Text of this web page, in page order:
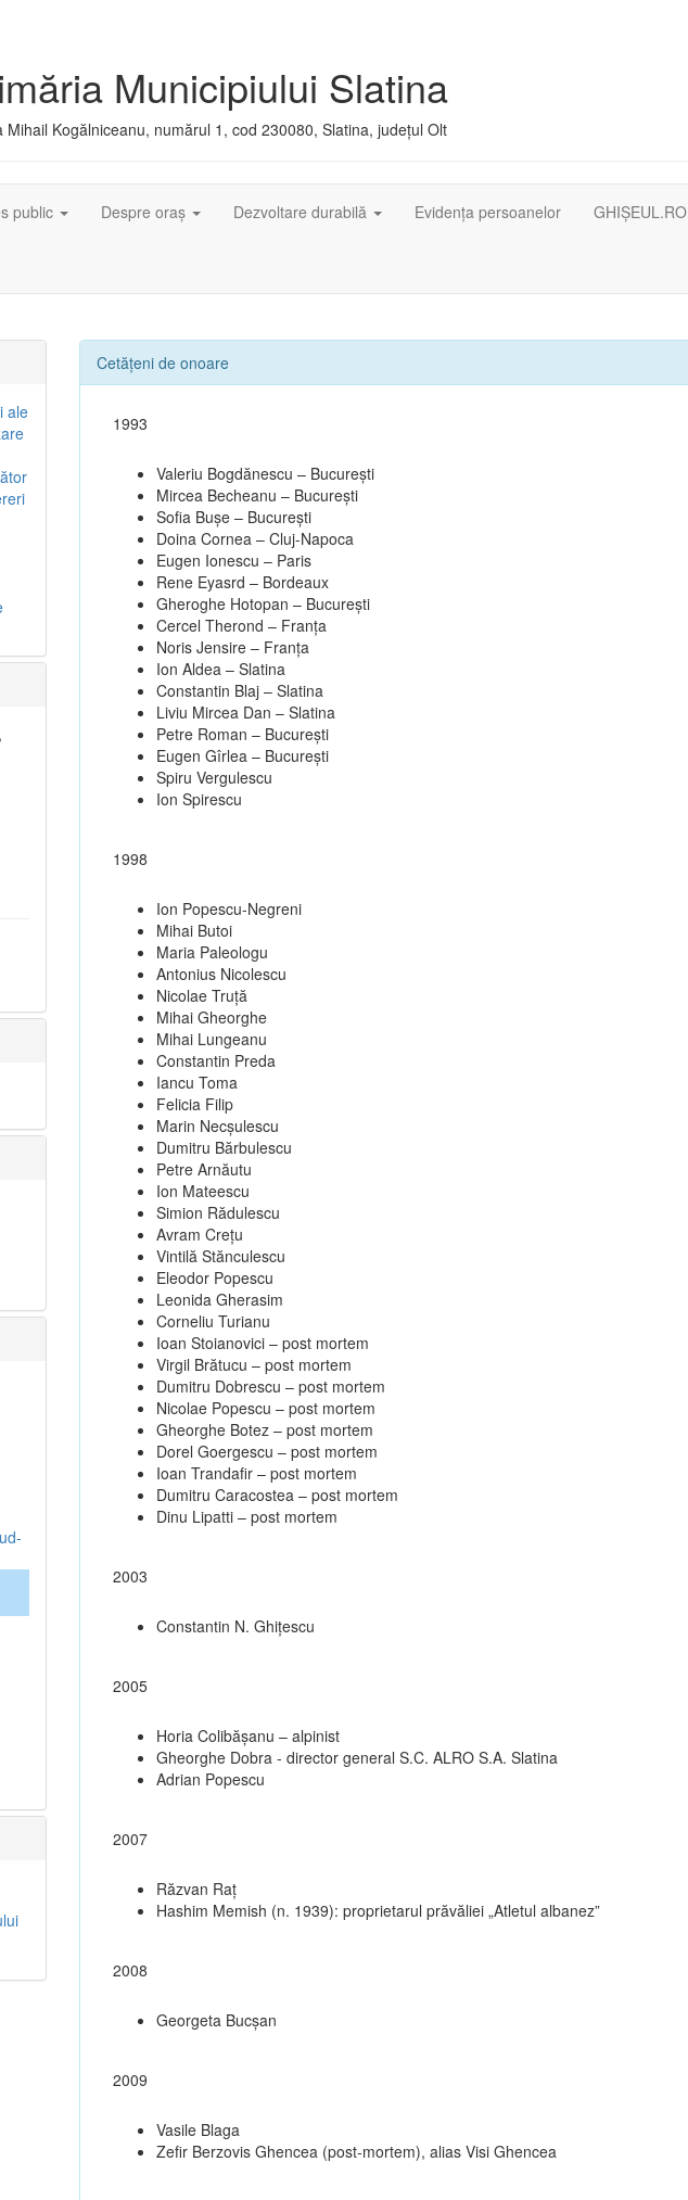
Municipiului Slatina
Mihail Kogălniceanu, numărul 1, cod 230080, Slatina, județul Olt
public Despre oraș Dezvoltare durabilă Evidența persoanelor GHIȘEUL.RO
Cetățeni de onoare
1993
Valeriu Bogdănescu – Bucureşti
Mircea Becheanu – Bucureşti
Sofia Buşe – Bucureşti
Doina Cornea – Cluj-Napoca
Eugen Ionescu – Paris
Rene Eyasrd – Bordeaux
Gheroghe Hotopan – Bucureşti
Cercel Therond – Franţa
Noris Jensire – Franţa
Ion Aldea – Slatina
Constantin Blaj – Slatina
Liviu Mircea Dan – Slatina
Petre Roman – Bucureşti
Eugen Gîrlea – Bucureşti
Spiru Vergulescu
Ion Spirescu
1998
Ion Popescu-Negreni
Mihai Butoi
Maria Paleologu
Antonius Nicolescu
Nicolae Truţă
Mihai Gheorghe
Mihai Lungeanu
Constantin Preda
Iancu Toma
Felicia Filip
Marin Necşulescu
Dumitru Bărbulescu
Petre Arnăutu
Ion Mateescu
Simion Rădulescu
Avram Creţu
Vintilă Stănculescu
Eleodor Popescu
Leonida Gherasim
Corneliu Turianu
Ioan Stoianovici – post mortem
Virgil Brătucu – post mortem
Dumitru Dobrescu – post mortem
Nicolae Popescu – post mortem
Gheorghe Botez – post mortem
Dorel Goergescu – post mortem
Ioan Trandafir – post mortem
Dumitru Caracostea – post mortem
Dinu Lipatti – post mortem
2003
Constantin N. Ghiţescu
2005
Horia Colibășanu – alpinist
Gheorghe Dobra - director general S.C. ALRO S.A. Slatina
Adrian Popescu
2007
Răzvan Raț
Hashim Memish (n. 1939): proprietarul prăvăliei „Atletul albanez”
2008
Georgeta Bucșan
2009
Vasile Blaga
Zefir Berzovis Ghencea (post-mortem), alias Visi Ghencea
ale